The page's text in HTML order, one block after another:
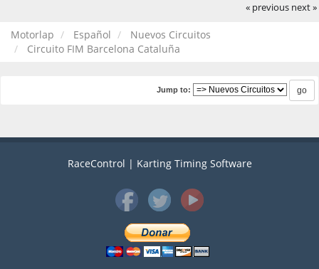
« previous next »
Motorlap Español
Nuevos Circuitos
Circuito FIM Barcelona Cataluña
Jump to:
RaceControl | Karting Timing Software